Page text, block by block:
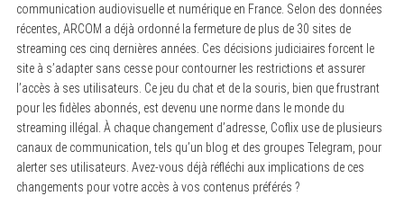
communication audiovisuelle et numérique en France. Selon des données
récentes, ARCOM a déjà ordonné la fermeture de plus de 30 sites de
streaming ces cinq dernières années. Ces décisions judiciaires forcent le
site à s’adapter sans cesse pour contourner les restrictions et assurer
l’accès à ses utilisateurs. Ce jeu du chat et de la souris, bien que frustrant
pour les fidèles abonnés, est devenu une norme dans le monde du
streaming illégal. À chaque changement d’adresse, Coflix use de plusieurs
canaux de communication, tels qu’un blog et des groupes Telegram, pour
alerter ses utilisateurs. Avez-vous déjà réfléchi aux implications de ces
changements pour votre accès à vos contenus préférés ?
S